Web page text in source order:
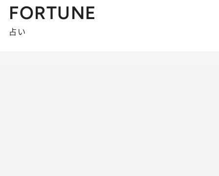
FORTUNE
占い